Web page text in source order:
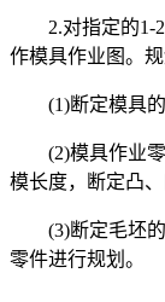
2.对指定的1-2
作模具作业图。规
(1)断定模具的
(2)模具作业零
模长度，断定凸
(3)断定毛坯的
零件进行规划。